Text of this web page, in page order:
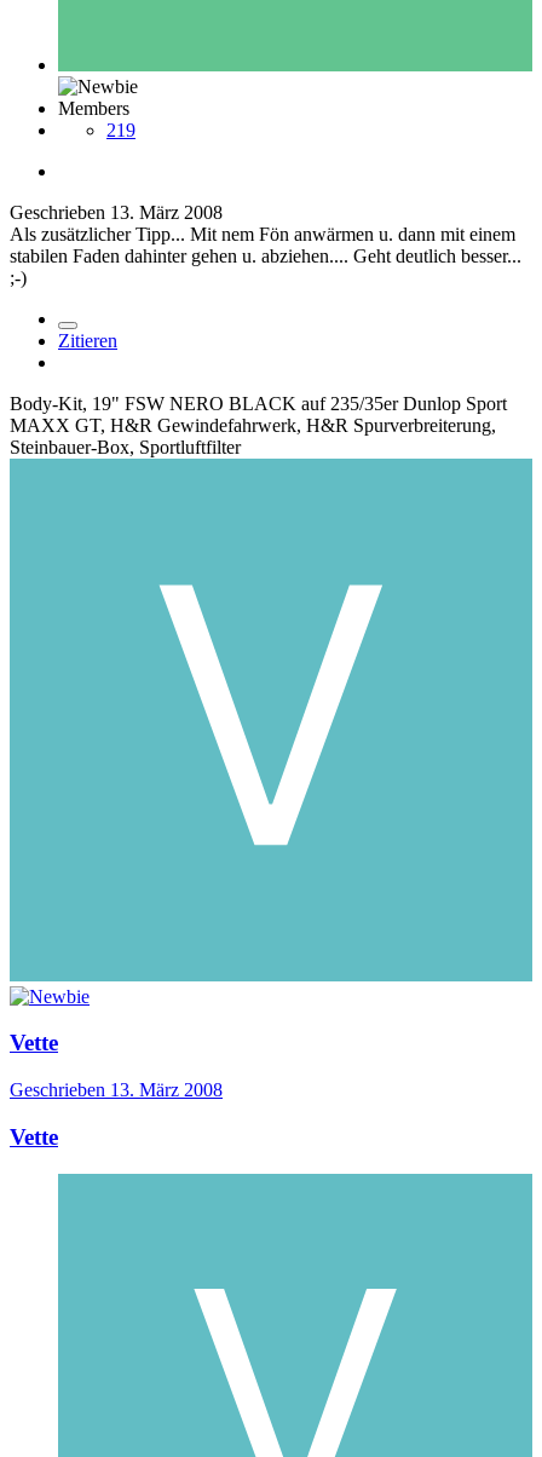
Members
219
Geschrieben 13. März 2008
Als zusätzlicher Tipp... Mit nem Fön anwärmen u. dann mit einem
stabilen Faden dahinter gehen u. abziehen.... Geht deutlich besser...
;-)
Zitieren
Body-Kit, 19" FSW NERO BLACK auf 235/35er Dunlop Sport
MAXX GT, H&R Gewindefahrwerk, H&R Spurverbreiterung,
Steinbauer-Box, Sportluftfilter
Vette
Geschrieben 13. März 2008
Vette